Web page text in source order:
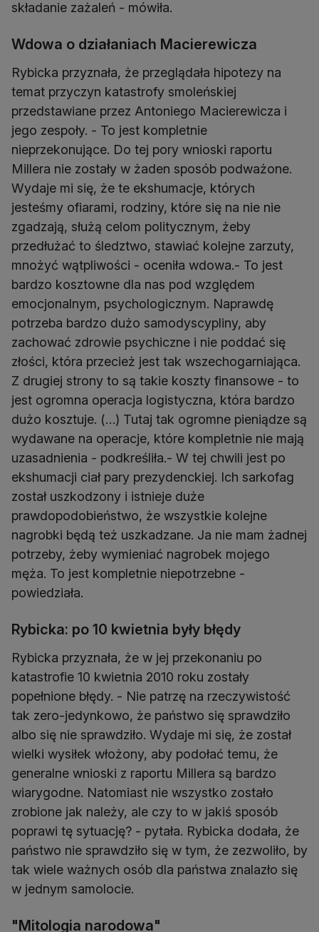
składanie zażaleń - mówiła.
Wdowa o działaniach Macierewicza
Rybicka przyznała, że przeglądała hipotezy na
temat przyczyn katastrofy smoleńskiej
przedstawiane przez Antoniego Macierewicza i
jego zespoły. - To jest kompletnie
nieprzekonujące. Do tej pory wnioski raportu
Millera nie zostały w żaden sposób podważone.
Wydaje mi się, że te ekshumacje, których
jesteśmy ofiarami, rodziny, które się na nie nie
zgadzają, służą celom politycznym, żeby
przedłużać to śledztwo, stawiać kolejne zarzuty,
mnożyć wątpliwości - oceniła wdowa.- To jest
bardzo kosztowne dla nas pod względem
emocjonalnym, psychologicznym. Naprawdę
potrzeba bardzo dużo samodyscypliny, aby
zachować zdrowie psychiczne i nie poddać się
złości, która przecież jest tak wszechogarniająca.
Z drugiej strony to są takie koszty finansowe - to
jest ogromna operacja logistyczna, która bardzo
dużo kosztuje. (…) Tutaj tak ogromne pieniądze są
wydawane na operacje, które kompletnie nie mają
uzasadnienia - podkreśliła.- W tej chwili jest po
ekshumacji ciał pary prezydenckiej. Ich sarkofag
został uszkodzony i istnieje duże
prawdopodobieństwo, że wszystkie kolejne
nagrobki będą też uszkadzane. Ja nie mam żadnej
potrzeby, żeby wymieniać nagrobek mojego
męża. To jest kompletnie niepotrzebne -
powiedziała.
Rybicka: po 10 kwietnia były błędy
Rybicka przyznała, że w jej przekonaniu po
katastrofie 10 kwietnia 2010 roku zostały
popełnione błędy. - Nie patrzę na rzeczywistość
tak zero-jedynkowo, że państwo się sprawdziło
albo się nie sprawdziło. Wydaje mi się, że został
wielki wysiłek włożony, aby podołać temu, że
generalne wnioski z raportu Millera są bardzo
wiarygodne. Natomiast nie wszystko zostało
zrobione jak należy, ale czy to w jakiś sposób
poprawi tę sytuację? - pytała. Rybicka dodała, że
państwo nie sprawdziło się w tym, że zezwoliło, by
tak wiele ważnych osób dla państwa znalazło się
w jednym samolocie.
"Mitologia narodowa"